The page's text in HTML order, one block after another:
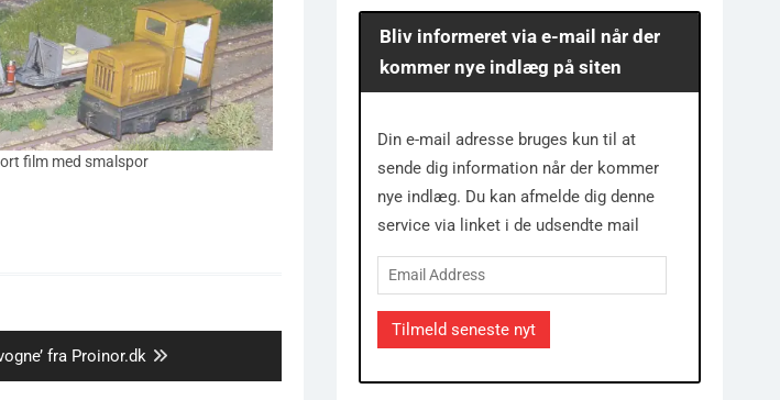
film med smalspor
fra Proinor.dk
Bliv informeret via e-mail når der
kommer nye indlæg på siten
Din e-mail adresse bruges kun til at
sende dig information når der kommer
nye indlæg. Du kan afmelde dig denne
service via linket i de udsendte mail
Email
Address
Tilmeld seneste nyt